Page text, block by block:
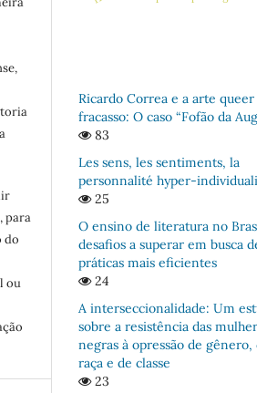
para
do
ou
Ricardo Correa e a arte queer
fracasso: O caso “Fofão da
83
Les sens, les sentiments, la
personnalité hyper-
25
O ensino de literatura no
desafios a superar em busca
práticas mais eficientes
24
A interseccionalidade: Um
sobre a resistência das
negras à opressão de gênero,
raça e de classe
23